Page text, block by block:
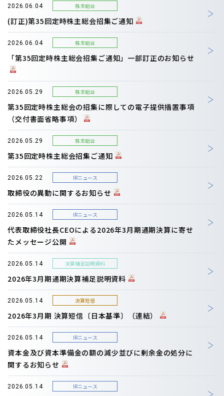
2026.06.04 株主総会
(訂正)第35回定時株主総会招集ご通知
2026.06.04 株主総会
「第35回定時株主総会招集ご通知」一部訂正のお知らせ
2026.05.29 株主総会
第35回定時株主総会の招集に際しての電子提供措置事項
（交付書面省略事項）
2026.05.29 株主総会
第35回定時株主総会招集ご通知
2026.05.22 IRニュース
取締役の異動に関するお知らせ
2026.05.14 IRニュース
代表取締役社長CEOによる2026年3月期通期決算に寄せ
たメッセージ公開
2026.05.14 決算補足説明資料
2026年3月期通期決算補足説明資料
2026.05.14 決算短信
2026年3月期 決算短信〔日本基準〕（連結）
2026.05.14 IRニュース
資本金及び資本準備金の額の減少並びに剰余金の処分に
関するお知らせ
2026.05.14 IRニュース